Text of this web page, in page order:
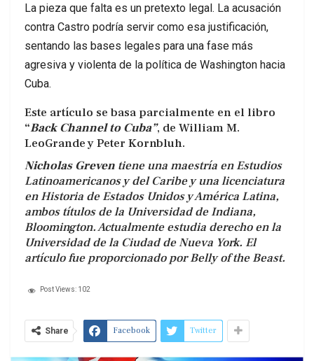
La pieza que falta es un pretexto legal. La acusación
contra Castro podría servir como esa justificación,
sentando las bases legales para una fase más
agresiva y violenta de la política de Washington hacia
Cuba.
Este artículo se basa parcialmente en el libro
“Back Channel to Cuba”, de William M.
LeoGrande y Peter Kornbluh.
Nicholas Greven tiene una maestría en Estudios
Latinoamericanos y del Caribe y una licenciatura
en Historia de Estados Unidos y América Latina,
ambos títulos de la Universidad de Indiana,
Bloomington. Actualmente estudia derecho en la
Universidad de la Ciudad de Nueva York. El
artículo fue proporcionado por Belly of the Beast.
Post Views: 102
Share Facebook Twitter